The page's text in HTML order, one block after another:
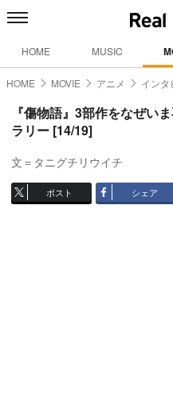
HOME MUSIC
HOME MOVIE アニメ インタ
『傷物語』3部作をなぜい
ラリー [14/19]
文＝タニグチリウイチ
ポスト シェア